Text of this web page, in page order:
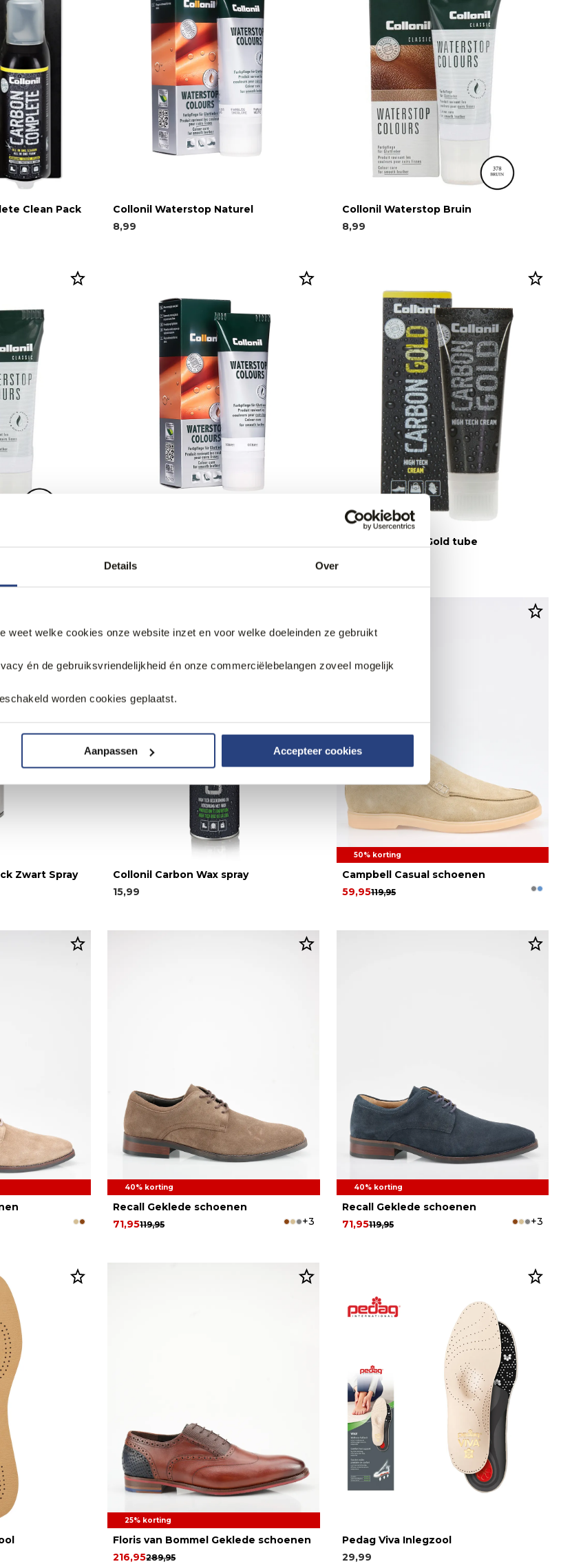
Details Over
weet welke cookies onze website inzet en voor welke doeleinden ze gebruikt
én de gebruiksvriendelijkheid én onze commerciëlebelangen zoveel mogelijk
worden cookies geplaatst.
Aanpassen Accepteer cookies
Clean Pack
Collonil Waterstop Naturel
8,99
Collonil Waterstop Bruin
8,99
8,99
Collonil Carbon Gold tube
Zwart Spray
Collonil Carbon Wax spray
15,99
50% korting
Campbell Casual schoenen
119,95
59,95
40% korting
Recall Geklede schoenen
119,95
71,95 +3
40% korting
Recall Geklede schoenen
119,95
71,95 +3
25% korting
Floris van Bommel Geklede schoenen
289,95
216,95
Pedag Viva Inlegzool
29,99